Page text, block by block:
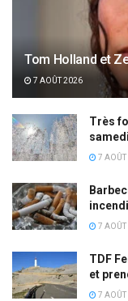
Tom Holland et
7 AOÛT 2026
Très
7
7
TDF
et
7